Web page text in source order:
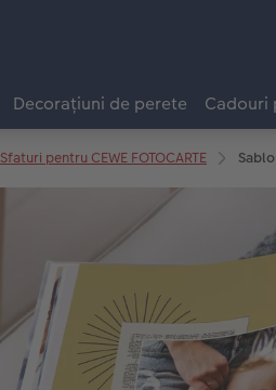
Decorațiuni de perete Cadouri
Sfaturi pentru CEWE FOTOCARTE